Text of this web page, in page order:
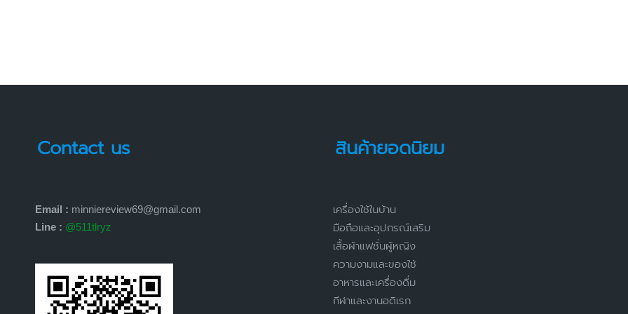
Contact us
Email : minniereview69@gmail.com
Line : @511tlryz
สินค้ายอดนิยม
เครื่องใช้ในบ้าน
มือถือและอุปกรณ์เสริม
เสื้อผ้าแฟชั่นผู้หญิง
ความงามและของใช้
อาหารและเครื่องดื่ม
กีฬาและงานอดิเรก